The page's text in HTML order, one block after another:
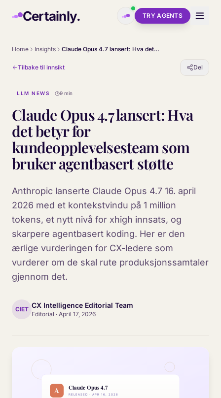
Certainly. TRY AGENTS
Home Insights Claude Opus 4.7 lansert: Hva det betyr for kundeopplevelsesteam som bruker agentbasert støtte
Tilbake til innsikt Del
LLM NEWS 9 min
Claude Opus 4.7 lansert: Hva
det betyr for
kundeopplevelsesteam som
bruker agentbasert støtte
Anthropic lanserte Claude Opus 4.7 16. april
2026 med et kontekstvindu på 1 million
tokens, et nytt nivå for xhigh innsats, og
skarpere agentbasert koding. Her er den
ærlige vurderingen for CX-ledere som
vurderer om de skal rute produksjonssamtaler
gjennom det.
CIET CX Intelligence Editorial Team
Editorial · April 17, 2026